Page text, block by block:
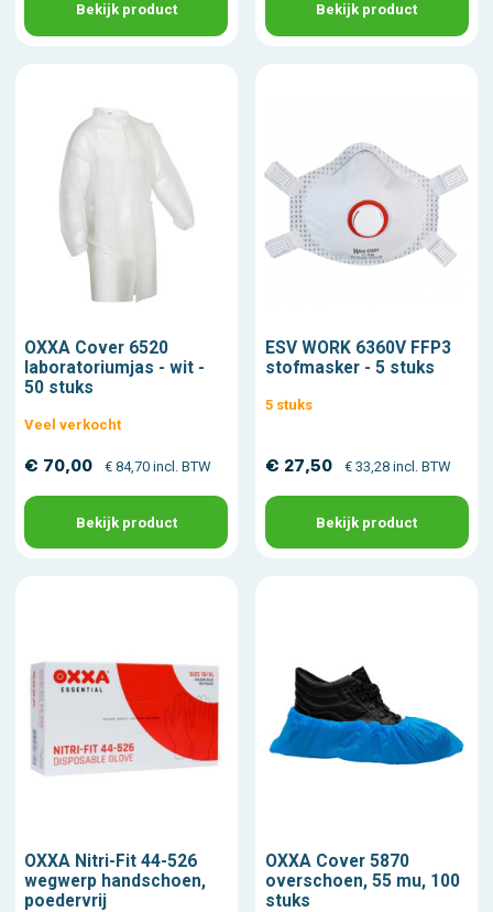
Bekijk product Bekijk product
OXXA Cover 6520
laboratoriumjas - wit -
50 stuks
Veel verkocht
€ 70,00 € 84,70 incl. BTW
Bekijk product
ESV WORK 6360V FFP3
stofmasker - 5 stuks
5 stuks
€ 27,50 € 33,28 incl. BTW
Bekijk product
OXXA Nitri-Fit 44-526
wegwerp handschoen,
poedervrij
OXXA Cover 5870
overschoen, 55 mu, 100
stuks